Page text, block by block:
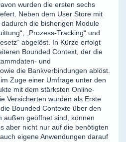
wurden die ersten sechs
Neben dem User Store mit
die bisherigen Module
„Prozess-Tracking“ und
abgelöst. In Kürze erfolgt
Bounded Context, der die
und
die Bankverbindungen ablöst.
Zuge einer Umfrage unter den
mit dem stärksten Online-
Versicherten wurden als Erste
Bounded Contexte über den
außen geöffnet sind, können
aber nicht nur auf die benötigten
eigene Anwendungen darauf